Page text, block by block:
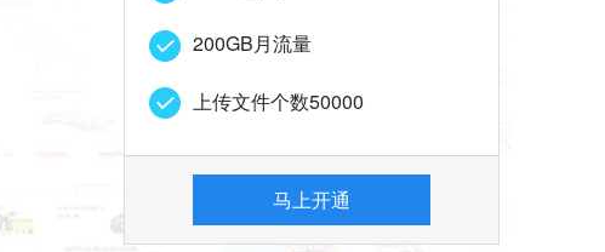
200GB月流量
上传文件个数50000
马上开通